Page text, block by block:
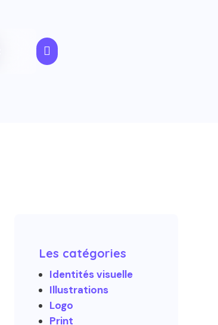

Les catégories
Identités visuelle
Illustrations
Logo
Print